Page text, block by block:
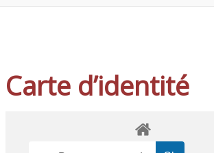
Carte d’identité